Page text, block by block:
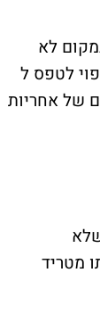
לא
עומדים להגיע ל-68%. הגירעון צפוי לטפס ל
של אחריות
מטריד